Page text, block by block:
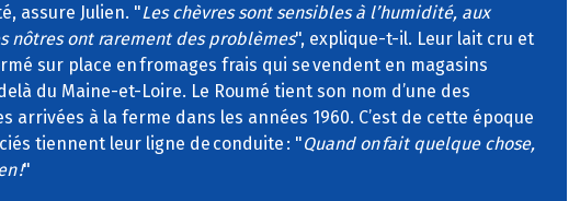
assure Julien. "Les chèvres sont sensibles à l’humidité, aux
nôtres ont rarement des problèmes", explique-t-il. Leur lait cru et
sur place en fromages frais qui se vendent en magasins
du Maine-et-Loire. Le Roumé tient son nom d’une des
arrivées à la ferme dans les années 1960. C’est de cette époque
tiennent leur ligne de conduite : "Quand on fait quelque chose,
!"